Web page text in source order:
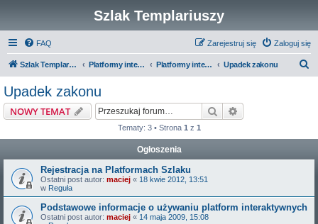
Szlak Templariuszy
FAQ Zaloguj się
Zarejestruj się
Szlak Templariuszy Platformy interaktywne Szlaku Templariuszy Platformy interaktywne - Zakon Templariuszy Upadek zakonu
Upadek zakonu
NOWY TEMAT Szukaj
Tematy: 3 • Strona 1 z 1
Ogłoszenia
Rejestracja na Platformach Szlaku
Ostatni post autor: maciej « 18 kwie 2012, 13:51
w Reguła
Podstawowe informacje o używaniu platform interaktywnych
Ostatni post autor: maciej « 14 maja 2009, 15:08